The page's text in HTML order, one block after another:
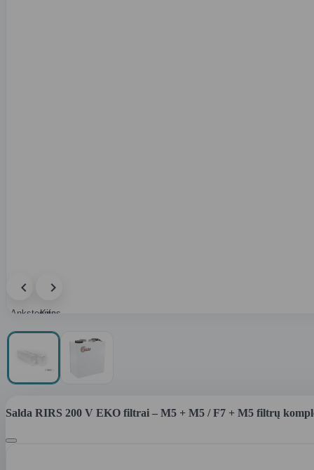
Ankstesnis
Kitas
Salda RIRS 200 V EKO filtrai – M5 + M5 / F7 + M5 filtrų